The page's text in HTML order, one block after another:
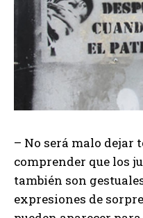
– No será malo dejar
comprender que los
también son
expresiones de